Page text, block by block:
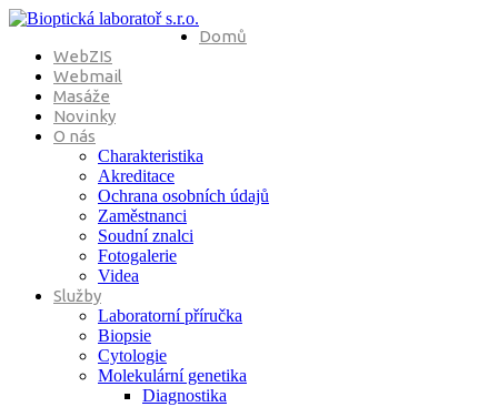
Domů
WebZIS
Webmail
Masáže
Novinky
O nás
Charakteristika
Akreditace
Ochrana osobních údajů
Zaměstnanci
Soudní znalci
Fotogalerie
Videa
Služby
Laboratorní příručka
Biopsie
Cytologie
Molekulární genetika
Diagnostika